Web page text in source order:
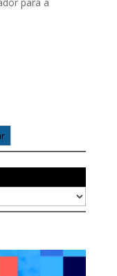
para a